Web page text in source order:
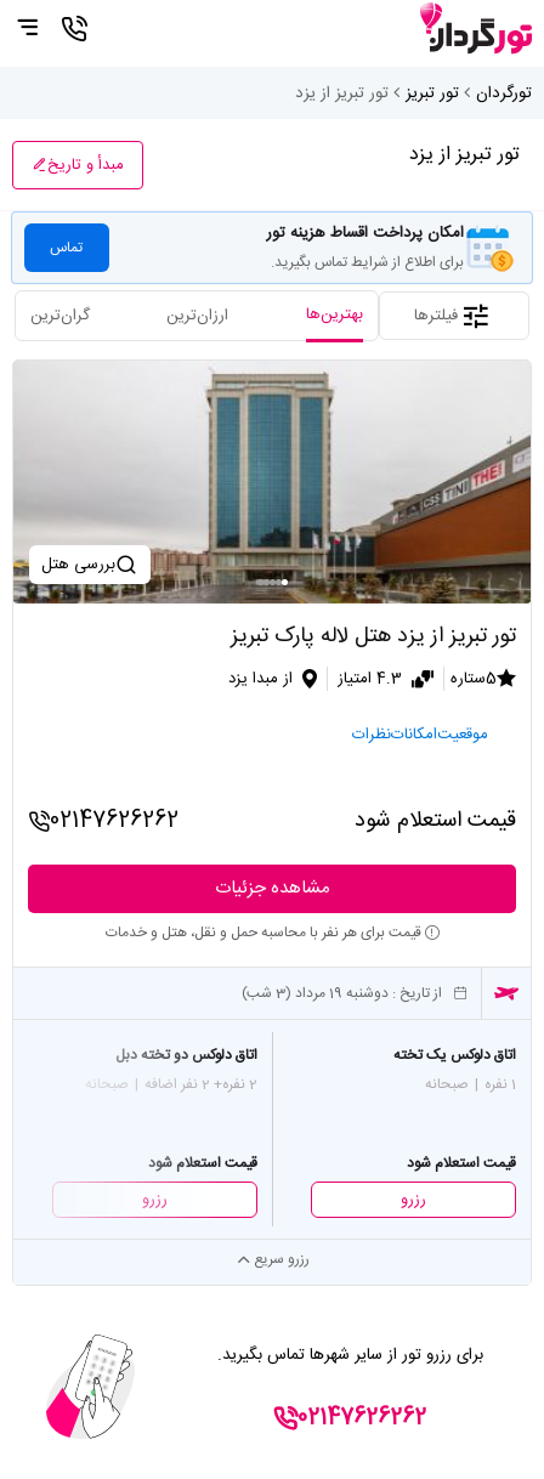
تورگردان تور تبریز تور تبریز از یزد
تور تبریز از یزد مبدأ و تاریخ
امکان پرداخت اقساط هزینه تور
برای اطلاع از شرایط تماس بگیرید.
تماس
فیلترها بهترین‌ها ارزان‌ترین گران‌ترین
بررسی هتل
تور تبریز از یزد هتل لاله پارک تبریز
5ستاره 4.3 امتیاز از مبدا یزد
موقعیتامکاناتنظرات
قیمت استعلام شود 02147626262
مشاهده جزئیات
قیمت برای هر نفر با محاسبه حمل و نقل، هتل و خدمات
از تاریخ : دوشنبه 19 مرداد (3 شب)
اتاق دلوکس یک تخته
1 نفره
| صبحانه
قیمت استعلام شود
رزرو
اتاق دلوکس دو تخته دبل
2 نفره
+ 2 نفر اضافه | صبحانه
قیمت استعلام شود
رزرو
رزرو سریع
برای رزرو تور از سایر شهرها تماس بگیرید.
02147626262